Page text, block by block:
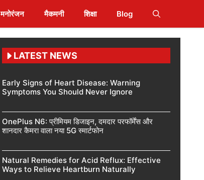
मनोरंजन मैकमनी शिक्षा Blog
LATEST NEWS
Early Signs of Heart Disease: Warning
Symptoms You Should Never Ignore
OnePlus N6: प्रीमियम डिजाइन, दमदार परफॉर्मेंस और
शानदार कैमरा वाला नया 5G स्मार्टफोन
Natural Remedies for Acid Reflux: Effective
Ways to Relieve Heartburn Naturally